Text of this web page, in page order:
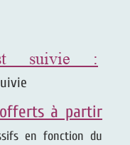
suivie :
à partir
en fonction du